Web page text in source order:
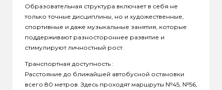
Образовательная структура включает в себя не
только точные дисциплины, но и художественные,
спортивные и даже музыкальные занятия, которые
поддерживают разностороннее развитие и
стимулируют личностный рост.
Транспортная доступность :
Расстояние до ближайшей автобусной остановки
всего 80 метров. Здесь проходят маршруты №45, №56,